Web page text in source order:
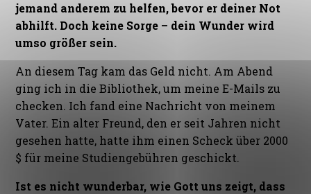
jemand anderem zu helfen, bevor er deiner Not
abhilft. Doch keine Sorge – dein Wunder wird
umso größer sein.
An diesem Tag kam das Geld nicht. Am Abend
ging ich in die Bibliothek, um meine E-Mails zu
checken. Ich fand eine Nachricht von meinem
Vater. Ein alter Freund, den er seit Jahren nicht
gesehen hatte, hatte ihm einen Scheck über 2000
$ für meine Studiengebühren geschickt.
Ist es nicht wunderbar, wie Gott uns zeigt, dass